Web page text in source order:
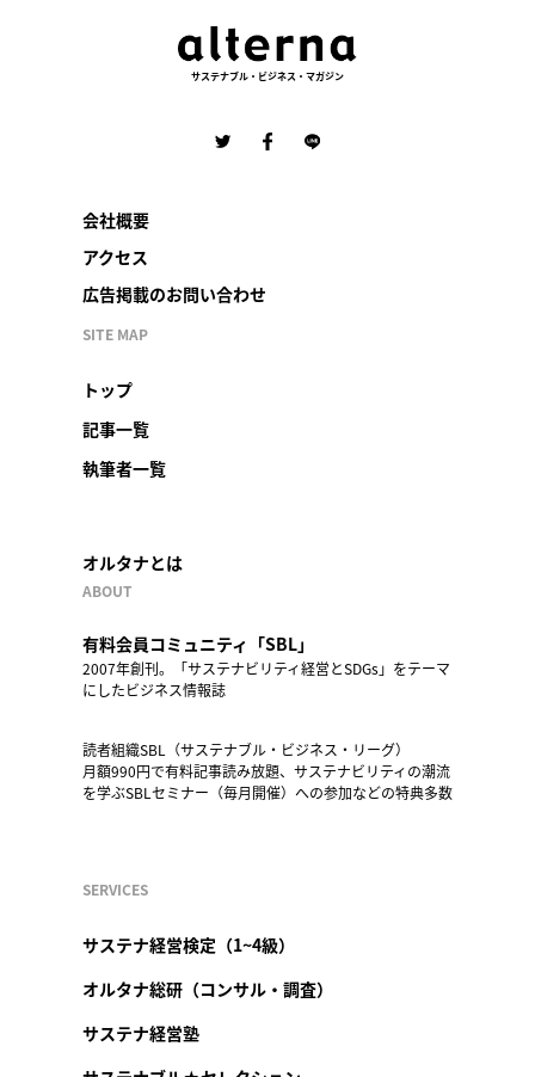
サステナブル・ビジネス・マガジン
会社概要
アクセス
広告掲載のお問い合わせ
SITE MAP
トップ
記事一覧
執筆者一覧
オルタナとは
ABOUT
有料会員コミュニティ「SBL」
2007年創刊。「サステナビリティ経営とSDGs」をテーマ
にしたビジネス情報誌
読者組織SBL（サステナブル・ビジネス・リーグ）
月額990円で有料記事読み放題、サステナビリティの潮流
を学ぶSBLセミナー（毎月開催）への参加などの特典多数
SERVICES
サステナ経営検定（1~4級）
オルタナ総研（コンサル・調査）
サステナ経営塾